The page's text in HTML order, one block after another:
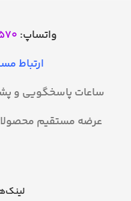
واتساپ:
ارتباط
ساعات پاسخگویی و
عرضه مستقیم